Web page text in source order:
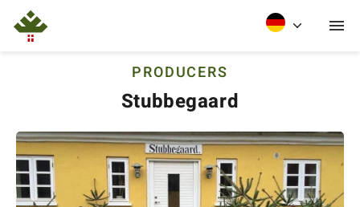
PRODUCERS
Stubbegaard